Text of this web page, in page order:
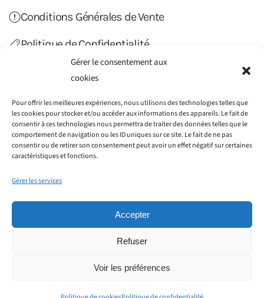
Gérer le consentement aux
cookies
Pour offrir les meilleures expériences, nous utilisons des technologies telles que
les cookies pour stocker et/ou accéder aux informations des appareils. Le fait de
consentir à ces technologies nous permettra de traiter des données telles que le
comportement de navigation ou les ID uniques sur ce site. Le fait de ne pas
consentir ou de retirer son consentement peut avoir un effet négatif sur certaines
caractéristiques et fonctions.
Gérer les services
Accepter
Refuser
Voir les préférences
Conditions Générales de Vente
Politique de Confidentialité
Politique de Cookies (UE)
Contact
©2012-2022 Haiti Transfert. Tous droits réservés.
Société GAIN CONSEILS SIRET : 797 776 051 00014 - 115